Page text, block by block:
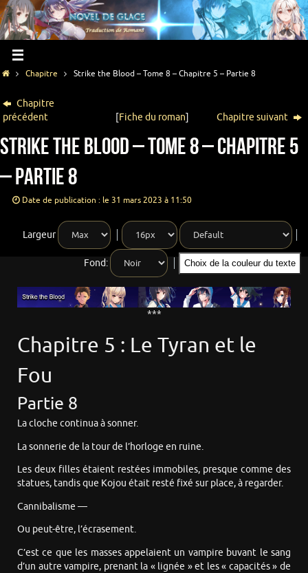
Chapitre Strike the Blood – Tome 8 – Chapitre 5 – Partie 8
Chapitre
précédent
[Fiche du roman] Chapitre suivant
Strike the Blood – Tome 8 – Chapitre 5
– Partie 8
Date de publication : le 31 mars 2023 à 11:50
Largeur
Fond: Choix de la couleur du texte
***
Chapitre 5 : Le Tyran et le
Fou
Partie 8
La cloche continua à sonner.
La sonnerie de la tour de l’horloge en ruine.
Les deux filles étaient restées immobiles, presque comme des
statues, tandis que Kojou était resté fixé sur place, à regarder.
Cannibalisme —
Ou peut-être, l’écrasement.
C’est ce que les masses appelaient un vampire buvant le sang
d’un autre vampire, prenant la « lignée » et les « capacités » de